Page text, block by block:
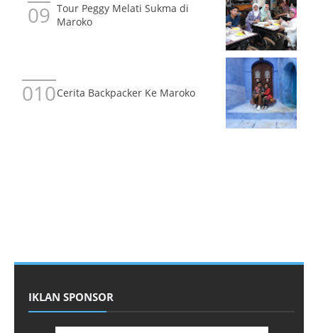
Tour Peggy Melati Sukma di
Maroko
Cerita Backpacker Ke Maroko
IKLAN SPONSOR